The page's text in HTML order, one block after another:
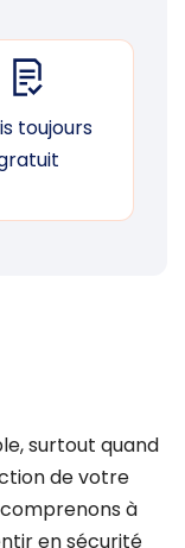
toujours
surtout quand
de votre
à
en sécurité